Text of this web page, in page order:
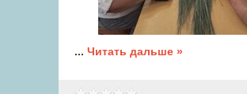
... Читать дальше »